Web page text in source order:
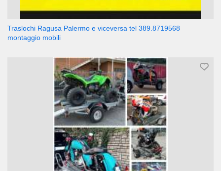
Traslochi Ragusa Palermo e viceversa tel 389.8719568
montaggio mobili